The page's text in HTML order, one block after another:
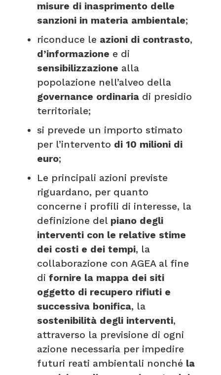
misure di inasprimento delle
sanzioni in materia ambientale;
riconduce le azioni di contrasto,
d’informazione e di
sensibilizzazione alla
popolazione nell’alveo della
governance ordinariadi presidio
territoriale;
si prevede un importo stimato
per l’intervento di 10 milioni di
euro;
Le principali azioni previste
riguardano, per quanto
concerne i profili di interesse, la
definizione del piano degli
interventi con le relative stime
dei costi e dei tempi, la
collaborazione con AGEA al fine
di fornire la mappa dei siti
oggetto di recupero rifiuti e
successiva bonifica, la
sostenibilità degli interventi,
attraverso la previsione di ogni
azione necessaria per impedire
futuri reati ambientali nonché la